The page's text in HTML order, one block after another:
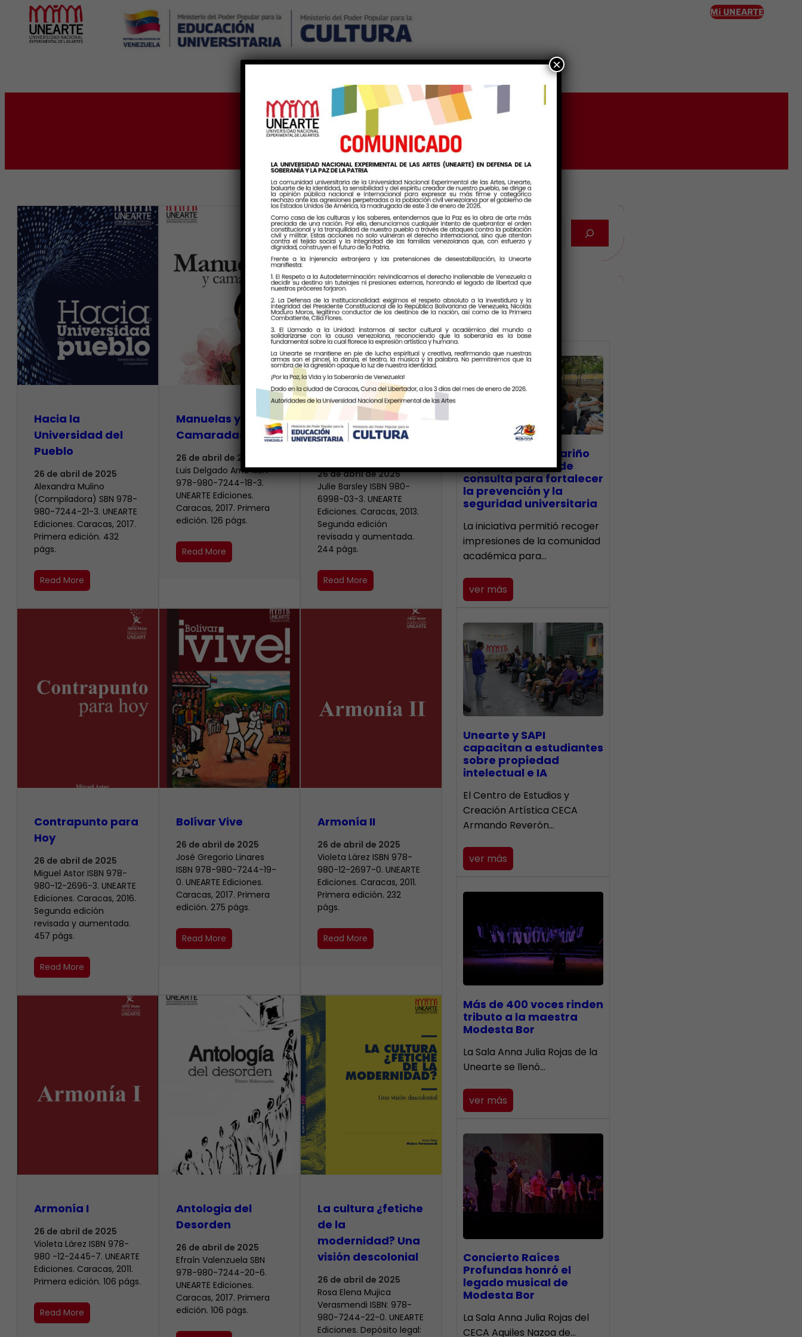
Mi UNEARTE
Ingreso
Etiqueta:SanPedro
Hacia la
Universidad del
Pueblo
26 de abril de 2025
Alexandra Mulino
(Compiladora) SBN 978-
980-7244-21-3. UNEARTE
Ediciones. Caracas, 2017.
Primera edición. 432
págs.
Read More
Manuelas y
Camaradas
26 de abril de 2025
Luis Delgado Arria ISBN
978-980-7244-18-3.
UNEARTE Ediciones.
Caracas, 2017. Primera
edición. 126 págs.
Read More
El Cuerpo Como
Territorio de la
26 de abril de 2025
Julie Barsley ISBN 980-
6998-03-3. UNEARTE
Ediciones. Caracas, 2013.
Segunda edición
revisada y aumentada.
244 págs.
Read More
Contrapunto para
Hoy
26 de abril de 2025
Miguel Astor ISBN 978-
980-12-2696-3. UNEARTE
Ediciones. Caracas, 2016.
Segunda edición
revisada y aumentada.
457 págs.
Read More
Bolívar Vive
26 de abril de 2025
José Gregorio Linares
ISBN 978-980-7244-19-
0. UNEARTE Ediciones.
Caracas, 2017. Primera
edición. 275 págs.
Read More
Armonía II
26 de abril de 2025
Violeta Lárez ISBN 978-
980-12-2697-0. UNEARTE
Ediciones. Caracas, 2011.
Primera edición. 232
págs.
Read More
Armonía I
26 de abril de 2025
Violeta Lárez ISBN 978-
980 -12-2445-7. UNEARTE
Ediciones. Caracas, 2011.
Primera edición. 106 págs.
Read More
Antologia del
Desorden
26 de abril de 2025
Efraín Valenzuela SBN
978-980-7244-20-6.
UNEARTE Ediciones.
Caracas, 2017. Primera
edición. 106 págs.
La cultura ¿fetiche
de la
modernidad? Una
visión descolonial
26 de abril de 2025
Rosa Elena Mujica
Verasmendi ISBN: 978-
980-7244-22-0. UNEARTE
Ediciones. Depósito legal:
Últimas Noticias
CECA Santiago Mariño
impulsó jornada de
consulta para fortalecer
la prevención y la
seguridad universitaria
La iniciativa permitió recoger
impresiones de la comunidad
académica para…
ver más
Unearte y SAPI
capacitan a estudiantes
sobre propiedad
intelectual e IA
El Centro de Estudios y
Creación Artística CECA
Armando Reverón…
ver más
Más de 400 voces rinden
tributo a la maestra
Modesta Bor
​La Sala Anna Julia Rojas de la
Unearte se llenó…
ver más
​Concierto Raíces
Profundas honró el
legado musical de
Modesta Bor
La Sala Anna Julia Rojas del
CECA Aquiles Nazoa de…
×